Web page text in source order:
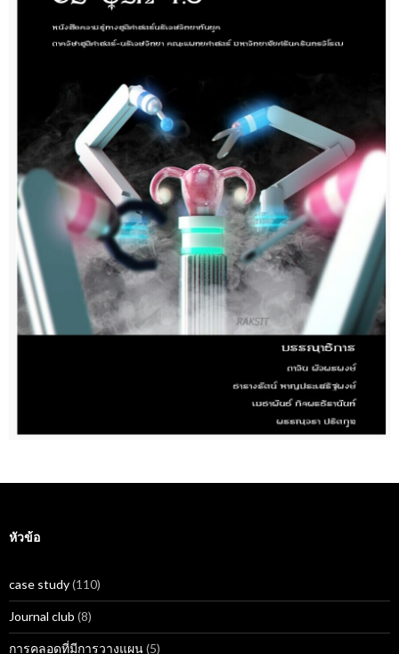
หัวข้อ
case study(110)
Journal club (8)
การคลอดที่มีการวางแผน(5)